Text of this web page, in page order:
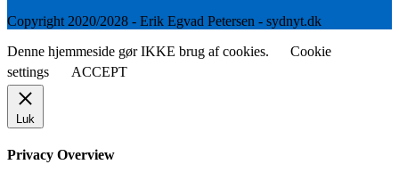
Copyright 2020/2028 - Erik Egvad Petersen - sydnyt.dk
Denne hjemmeside gør IKKE brug af cookies.
Cookie
settings
ACCEPT
Luk
Privacy Overview